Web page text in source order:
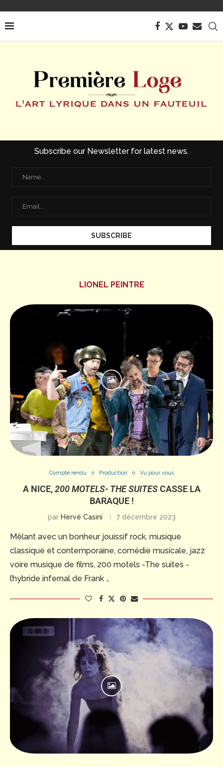
Subscribe our Newsletter for latest news.
LIONEL PEINTRE
Compte rendu Production Vu pour vous
A NICE,200 MOTELS- THE SUITESCASSE LA
BARAQUE !
par Hervé Casini 7 décembre 2023
Mêlant avec un bonheur jouissif rock, musique
classique et contemporaine, comédie musicale, jazz
voire musique de films, 200 motels -The suites -
l’hybride infernal de Frank …